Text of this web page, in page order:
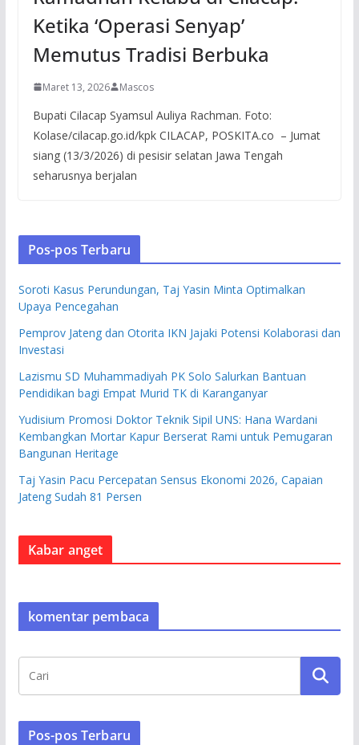
Ketika ‘Operasi Senyap’
Memutus Tradisi Berbuka
Maret 13, 2026 Mascos
Bupati Cilacap Syamsul Auliya Rachman. Foto:
Kolase/cilacap.go.id/kpk CILACAP, POSKITA.co – Jumat
siang (13/3/2026) di pesisir selatan Jawa Tengah
seharusnya berjalan
Pos-pos Terbaru
Soroti Kasus Perundungan, Taj Yasin Minta Optimalkan
Upaya Pencegahan
Pemprov Jateng dan Otorita IKN Jajaki Potensi Kolaborasi dan
Investasi
Lazismu SD Muhammadiyah PK Solo Salurkan Bantuan
Pendidikan bagi Empat Murid TK di Karanganyar
Yudisium Promosi Doktor Teknik Sipil UNS: Hana Wardani
Kembangkan Mortar Kapur Berserat Rami untuk Pemugaran
Bangunan Heritage
Taj Yasin Pacu Percepatan Sensus Ekonomi 2026, Capaian
Jateng Sudah 81 Persen
Kabar anget
komentar pembaca
Pos-pos Terbaru